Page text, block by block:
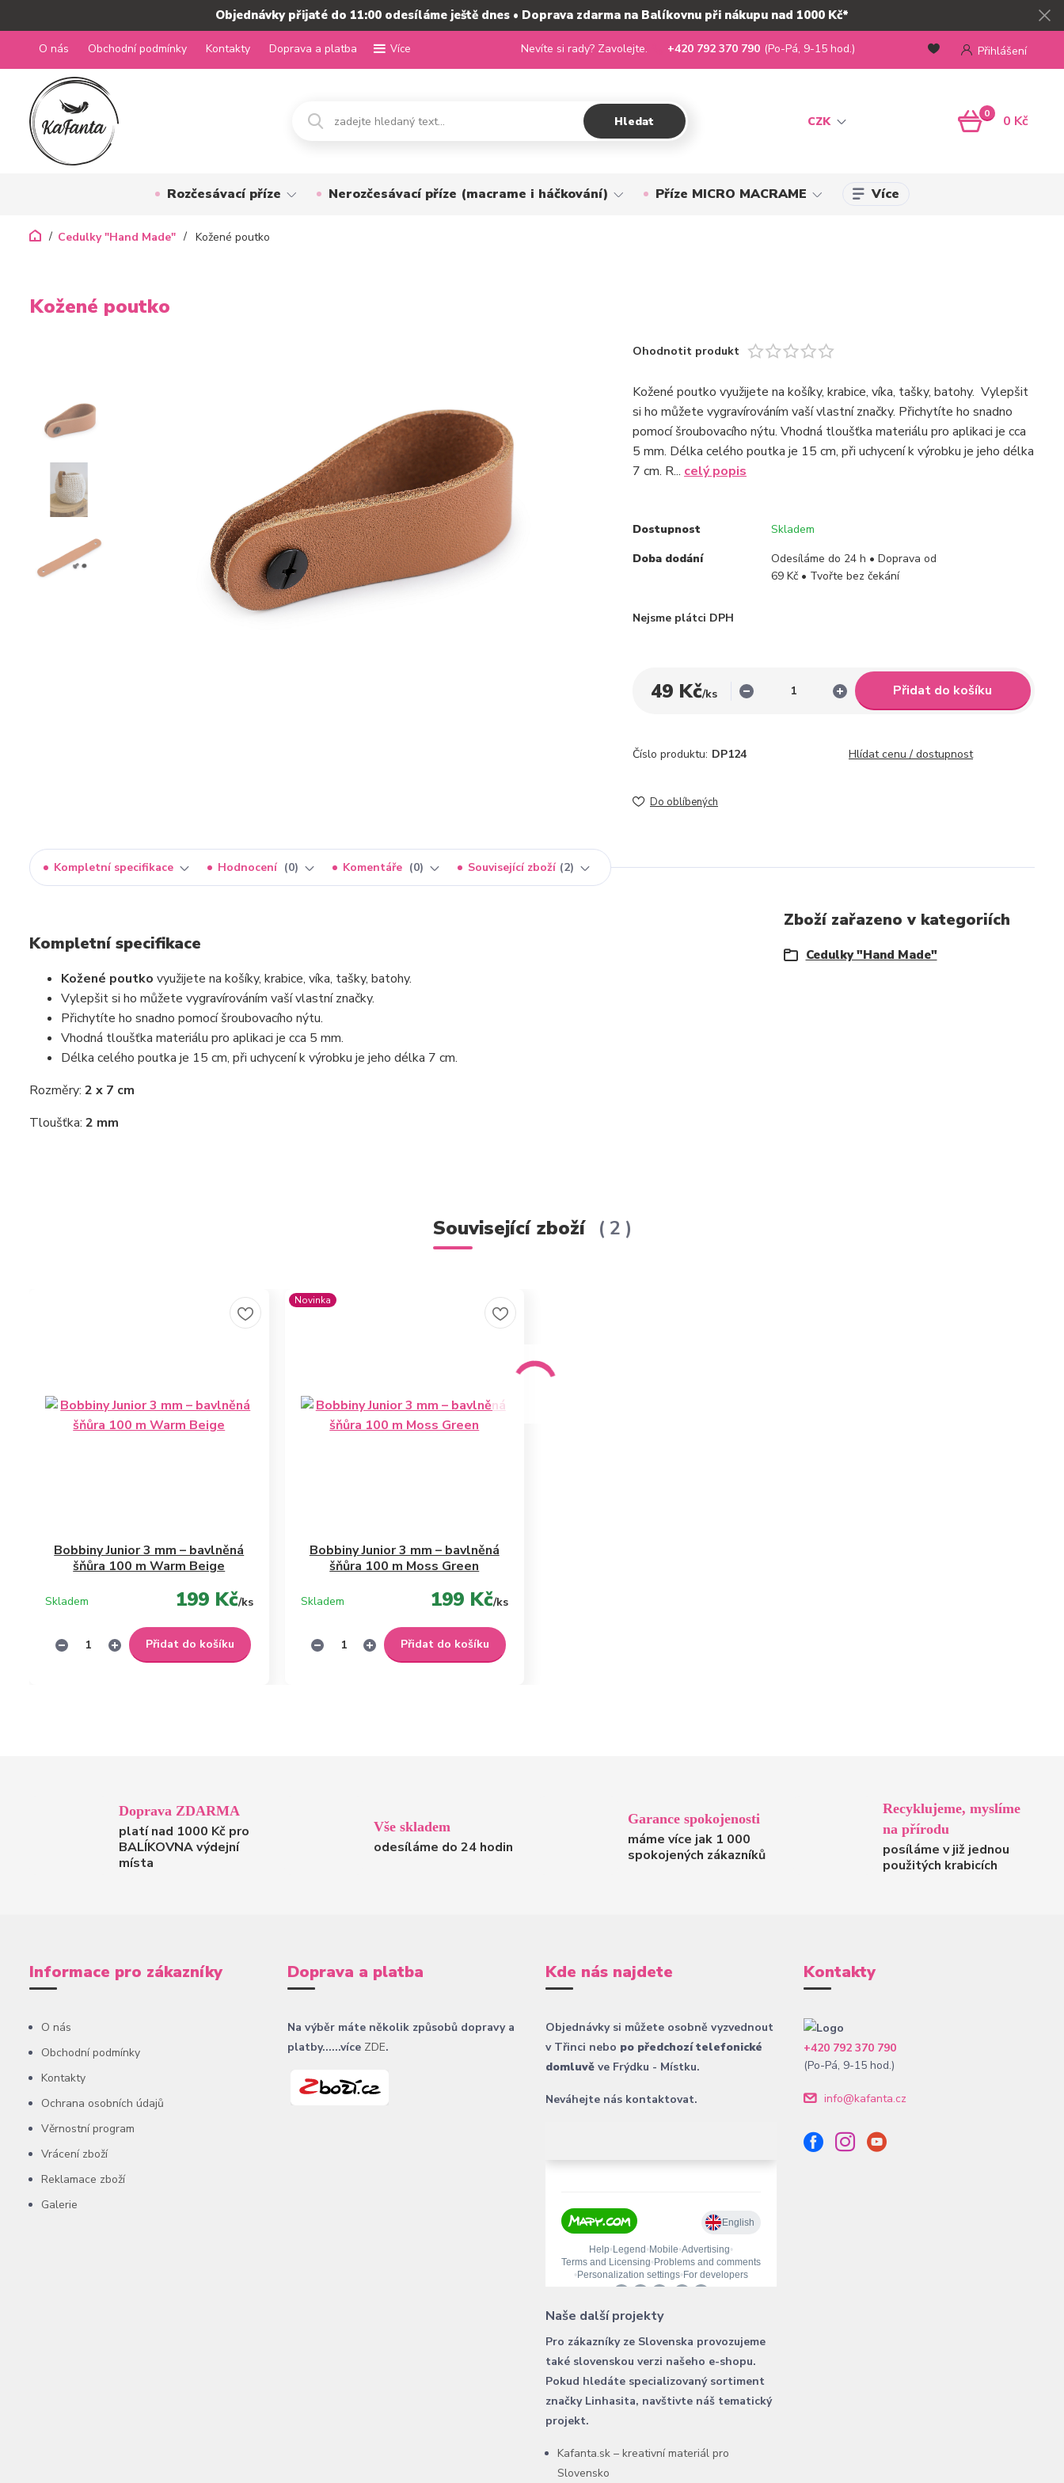
Objednávky přijaté do 11:00 odesíláme ještě dnes • Doprava zdarma na Balíkovnu při nákupu nad 1000 Kč*
O nás Obchodní podmínky Kontakty Doprava a platba Více
CZK
Přihlášení
Hledat
Nevíte si rady? Zavolejte. +420 792 370 790 (Po-Pá, 9-15 hod.)
0 0 Kč
Rozčesávací příze Nerozčesávací příze (macrame i háčkování) Příze MICRO MACRAME Více
Cedulky "Hand Made" Kožené poutko
Kožené poutko
Ohodnotit produkt
Kožené poutko využijete na košíky, krabice, víka, tašky, batohy. Vylepšit
si ho můžete vygravírováním vaší vlastní značky. Přichytíte ho snadno
pomocí šroubovacího nýtu. Vhodná tloušťka materiálu pro aplikaci je cca
5 mm. Délka celého poutka je 15 cm, při uchycení k výrobku je jeho délka
7 cm. R... celý popis
Dostupnost
Skladem
Doba dodání
Odesíláme do 24 h • Doprava od
69 Kč • Tvořte bez čekání
Nejsme plátci DPH
49 Kč/ks Přidat do košíku
Číslo produktu: DP124 Hlídat cenu / dostupnost
Do oblíbených
Kompletní specifikace Hodnocení 0 Komentáře 0 Související zboží 2
Kompletní specifikace
Kožené poutko využijete na košíky, krabice, víka, tašky, batohy.
Vylepšit si ho můžete vygravírováním vaší vlastní značky.
Přichytíte ho snadno pomocí šroubovacího nýtu.
Vhodná tloušťka materiálu pro aplikaci je cca 5 mm.
Délka celého poutka je 15 cm, při uchycení k výrobku je jeho délka 7 cm.
Rozměry: 2 x 7 cm
Tloušťka: 2 mm
Zboží zařazeno v kategoriích
Cedulky "Hand Made"
Související zboží 2
Bobbiny Junior 3 mm – bavlněná
šňůra 100 m Warm Beige
199 Kč/ks
Skladem
Přidat do košíku
Novinka
Bobbiny Junior 3 mm – bavlněná
šňůra 100 m Moss Green
199 Kč/ks
Skladem
Přidat do košíku
Doprava ZDARMA
platí nad 1000 Kč pro
BALÍKOVNA výdejní
místa
Vše skladem
odesíláme do 24 hodin
Garance spokojenosti
máme více jak 1 000
spokojených zákazníků
Recyklujeme, myslíme
na přírodu
posíláme v již jednou
použitých krabicích
Informace pro zákazníky
O nás
Obchodní podmínky
Kontakty
Ochrana osobních údajů
Věrnostní program
Vrácení zboží
Reklamace zboží
Galerie
Doprava a platba
Na výběr máte několik způsobů dopravy a
platby......více ZDE.
Kde nás najdete
Objednávky si můžete osobně vyzvednout
v Třinci nebo po předchozí telefonické
domluvě ve Frýdku - Místku.
Neváhejte nás kontaktovat.
Naše další projekty
Pro zákazníky ze Slovenska provozujeme
také slovenskou verzi našeho e-shopu.
Pokud hledáte specializovaný sortiment
značky Linhasita, navštivte náš tematický
projekt.
Kafanta.sk – kreativní materiál pro
Slovensko
Kontakty
+420 792 370 790
(Po-Pá, 9-15 hod.)
info@kafanta.cz